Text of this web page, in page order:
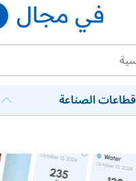
في مجال
قطاعات الصناعة